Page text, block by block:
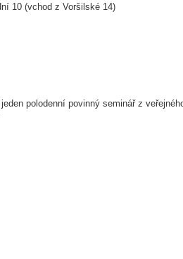
10 (vchod z Voršilské 14)
polodenní povinný seminář z